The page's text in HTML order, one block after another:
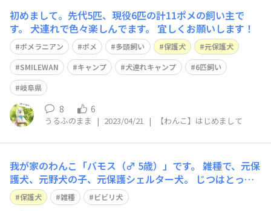
初めまして。先代5匹、現役6匹の計11ポメの飼い主で
す。 犬連れで色々楽しんでます。 宜しくお願いします！
ポメラニアン ポメ 多頭飼い 保護犬
元保護犬
SMILEWAN
キャンプ 犬連れキャンプ
6匹飼い
岐阜県
8 6
うるふのまま | 2023/04/21 | 【わんこ】はじめまして
我が家のわんこ「バモス（♂ 5歳）」です。 雑種で、元保
護犬、元野犬の子、元保護シェルター犬。 じつはとって
もビビリです。 よろしくお願いします！
保護犬 雑種 ビビリ犬